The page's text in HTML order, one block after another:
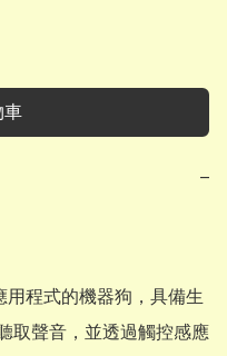
車
−
程式的機器狗，具備生
取聲音，並透過觸控感應